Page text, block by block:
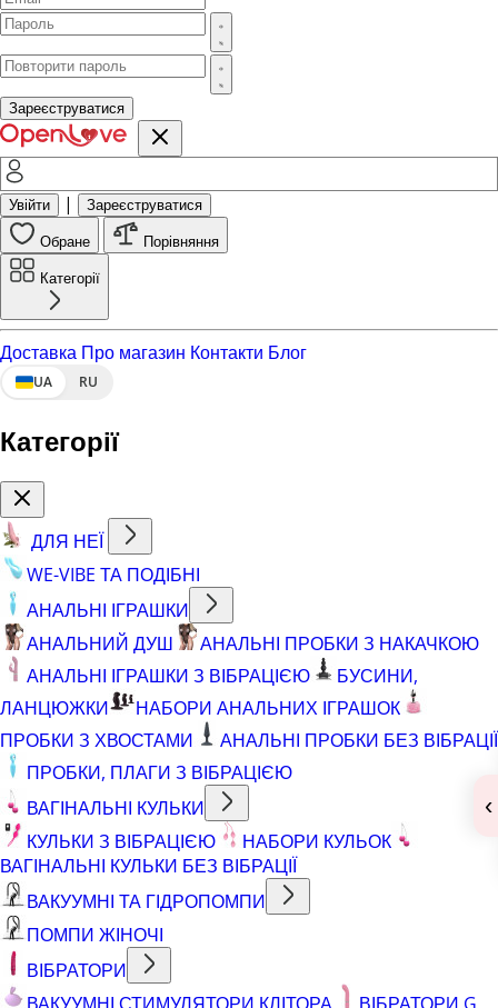
Зареєструватися
Увійти | Зареєструватися
Обране Порівняння
Категорії
Доставка Про магазин Контакти Блог
UA RU
Категорії
ДЛЯ НЕЇ
WE-VIBE ТА ПОДІБНІ
АНАЛЬНІ ІГРАШКИ
АНАЛЬНИЙ ДУШ
АНАЛЬНІ ПРОБКИ З НАКАЧКОЮ
АНАЛЬНІ ІГРАШКИ З ВІБРАЦІЄЮ
БУСИНИ,
ЛАНЦЮЖКИ
НАБОРИ АНАЛЬНИХ ІГРАШОК
ПРОБКИ З ХВОСТАМИ
АНАЛЬНІ ПРОБКИ БЕЗ ВІБРАЦІЇ
ПРОБКИ, ПЛАГИ З ВІБРАЦІЄЮ
ВАГІНАЛЬНІ КУЛЬКИ
КУЛЬКИ З ВІБРАЦІЄЮ
НАБОРИ КУЛЬОК
ВАГІНАЛЬНІ КУЛЬКИ БЕЗ ВІБРАЦІЇ
ВАКУУМНІ ТА ГІДРОПОМПИ
ПОМПИ ЖІНОЧІ
ВІБРАТОРИ
‹